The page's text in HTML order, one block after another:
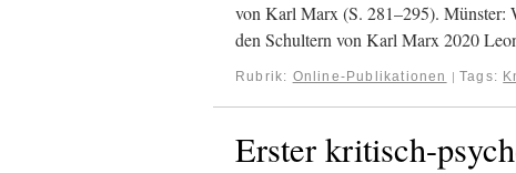
von Karl Marx (S. 281–295).
den Schultern von Karl Marx 2020
Rubrik: Online-Publikationen | Tags:
Erster kritisch-